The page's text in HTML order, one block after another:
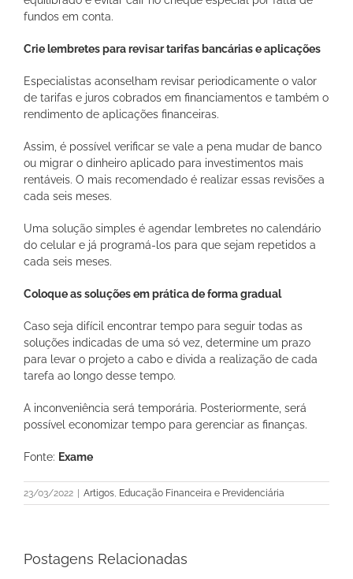
fundos em conta.
Crie lembretes para revisar tarifas bancárias e aplicações
Especialistas aconselham revisar periodicamente o valor
de tarifas e juros cobrados em financiamentos e também o
rendimento de aplicações financeiras.
Assim, é possível verificar se vale a pena mudar de banco
ou migrar o dinheiro aplicado para investimentos mais
rentáveis. O mais recomendado é realizar essas revisões a
cada seis meses.
Uma solução simples é agendar lembretes no calendário
do celular e já programá-los para que sejam repetidos a
cada seis meses.
Coloque as soluções em prática de forma gradual
Caso seja difícil encontrar tempo para seguir todas as
soluções indicadas de uma só vez, determine um prazo
para levar o projeto a cabo e divida a realização de cada
tarefa ao longo desse tempo.
A inconveniência será temporária. Posteriormente, será
possível economizar tempo para gerenciar as finanças.
Fonte: Exame
23/03/2022 Artigos, Educação Financeira e Previdenciária
Postagens Relacionadas